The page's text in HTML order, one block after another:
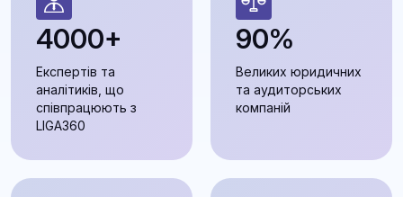
4000+
Експертів та
аналітиків, що
співпрацюють з
LIGA360
90%
Великих юридичних
та аудиторських
компаній